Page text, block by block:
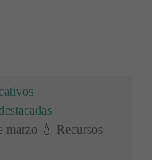
💧 Recursos